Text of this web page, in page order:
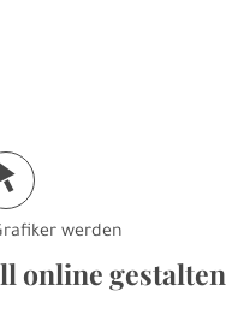
werden
online gestalten